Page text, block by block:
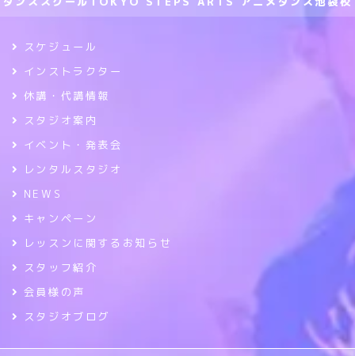
スケジュール
インストラクター
休講・代講情報
スタジオ案内
イベント・発表会
レンタルスタジオ
NEWS
キャンペーン
レッスンに関するお知らせ
スタッフ紹介
会員様の声
スタジオブログ